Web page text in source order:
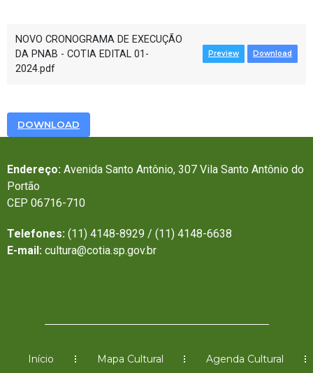
NOVO CRONOGRAMA DE EXECUÇÃO
DA PNAB - COTIA EDITAL 01-
2024.pdf
Preview Download
DOWNLOAD
Endereço: Avenida Santo Antônio, 307 Vila Santo Antônio do
Portão
CEP 06716-710
Telefones: (11) 4148-8929 / (11) 4148-6638
E-mail: cultura@cotia.sp.gov.br
Início Mapa Cultural
Agenda Cultural